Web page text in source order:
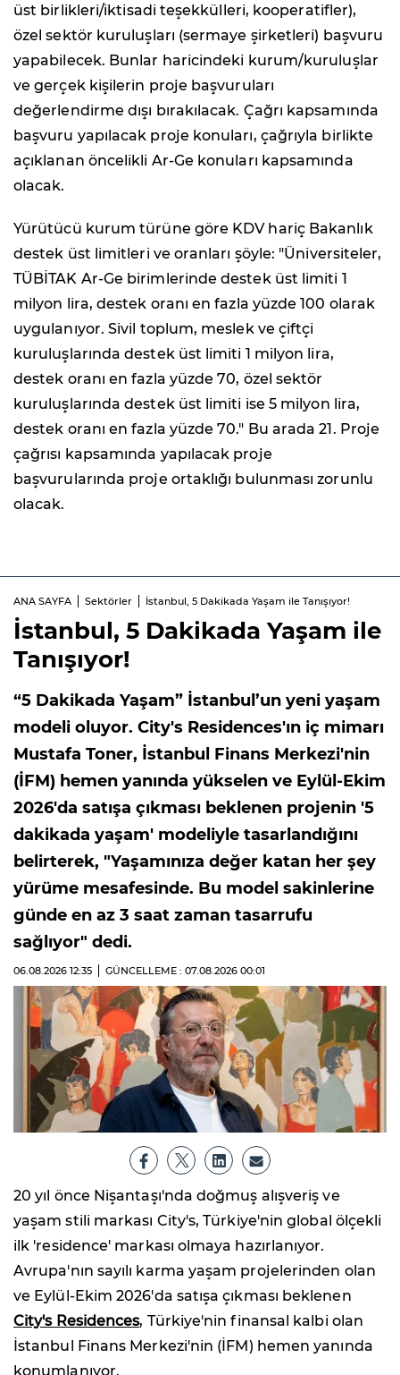
üst birlikleri/iktisadi teşekkülleri, kooperatifler),
özel sektör kuruluşları (sermaye şirketleri) başvuru
yapabilecek. Bunlar haricindeki kurum/kuruluşlar
ve gerçek kişilerin proje başvuruları
değerlendirme dışı bırakılacak. Çağrı kapsamında
başvuru yapılacak proje konuları, çağrıyla birlikte
açıklanan öncelikli Ar-Ge konuları kapsamında
olacak.
Yürütücü kurum türüne göre KDV hariç Bakanlık
destek üst limitleri ve oranları şöyle: "Üniversiteler,
TÜBİTAK Ar-Ge birimlerinde destek üst limiti 1
milyon lira, destek oranı en fazla yüzde 100 olarak
uygulanıyor. Sivil toplum, meslek ve çiftçi
kuruluşlarında destek üst limiti 1 milyon lira,
destek oranı en fazla yüzde 70, özel sektör
kuruluşlarında destek üst limiti ise 5 milyon lira,
destek oranı en fazla yüzde 70." Bu arada 21. Proje
çağrısı kapsamında yapılacak proje
başvurularında proje ortaklığı bulunması zorunlu
olacak.
ANA SAYFA Sektörler İstanbul, 5 Dakikada Yaşam ile Tanışıyor!
İstanbul, 5 Dakikada Yaşam ile
Tanışıyor!
“5 Dakikada Yaşam” İstanbul’un yeni yaşam
modeli oluyor. City's Residences'ın iç mimarı
Mustafa Toner, İstanbul Finans Merkezi'nin
(İFM) hemen yanında yükselen ve Eylül-Ekim
2026'da satışa çıkması beklenen projenin '5
dakikada yaşam' modeliyle tasarlandığını
belirterek, "Yaşamınıza değer katan her şey
yürüme mesafesinde. Bu model sakinlerine
günde en az 3 saat zaman tasarrufu
sağlıyor" dedi.
06.08.2026 12:35 GÜNCELLEME : 07.08.2026 00:01
20 yıl önce Nişantaşı'nda doğmuş alışveriş ve
yaşam stili markası City's, Türkiye'nin global ölçekli
ilk 'residence' markası olmaya hazırlanıyor.
Avrupa'nın sayılı karma yaşam projelerinden olan
ve Eylül-Ekim 2026'da satışa çıkması beklenen
City's Residences, Türkiye'nin finansal kalbi olan
İstanbul Finans Merkezi'nin (İFM) hemen yanında
konumlanıyor.